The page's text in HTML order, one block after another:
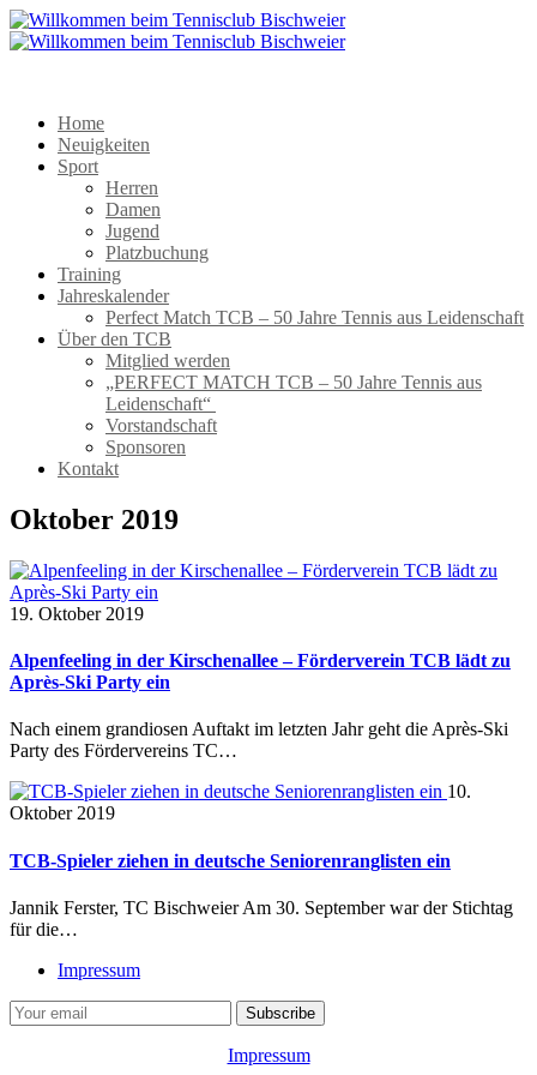
Home
Neuigkeiten
Sport
Herren
Damen
Jugend
Platzbuchung
Training
Jahreskalender
Perfect Match TCB – 50 Jahre Tennis aus Leidenschaft
Über den TCB
Mitglied werden
„PERFECT MATCH TCB – 50 Jahre Tennis aus
Leidenschaft“
Vorstandschaft
Sponsoren
Kontakt
Oktober 2019
19. Oktober 2019
Alpenfeeling in der Kirschenallee – Förderverein TCB lädt zu
Après-Ski Party ein
Nach einem grandiosen Auftakt im letzten Jahr geht die Après-Ski
Party des Fördervereins TC…
10.
Oktober 2019
TCB-Spieler ziehen in deutsche Seniorenranglisten ein
Jannik Ferster, TC Bischweier Am 30. September war der Stichtag
für die…
Impressum
Impressum